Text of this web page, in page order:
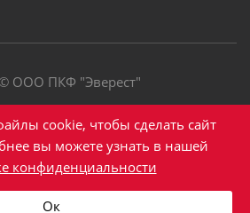
ООО ПКФ "Эверест"
конфиденциальности
cookie, чтобы сделать сайт
вы можете узнать в нашей
конфиденциальности
Ок